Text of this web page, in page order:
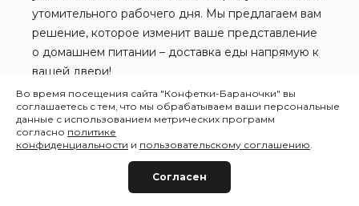
утомительного рабочего дня. Мы предлагаем вам
решение, которое изменит ваше представление
о домашнем питании – доставка еды напрямую к
вашей двери!
Показать еще
Во время посещения сайта "Конфетки-Бараночки" вы
соглашаетесь с тем, что мы обрабатываем ваши персональные
данные с использованием метрических программ
согласно политике
конфиденциальности и пользовательскому соглашению.
Согласен